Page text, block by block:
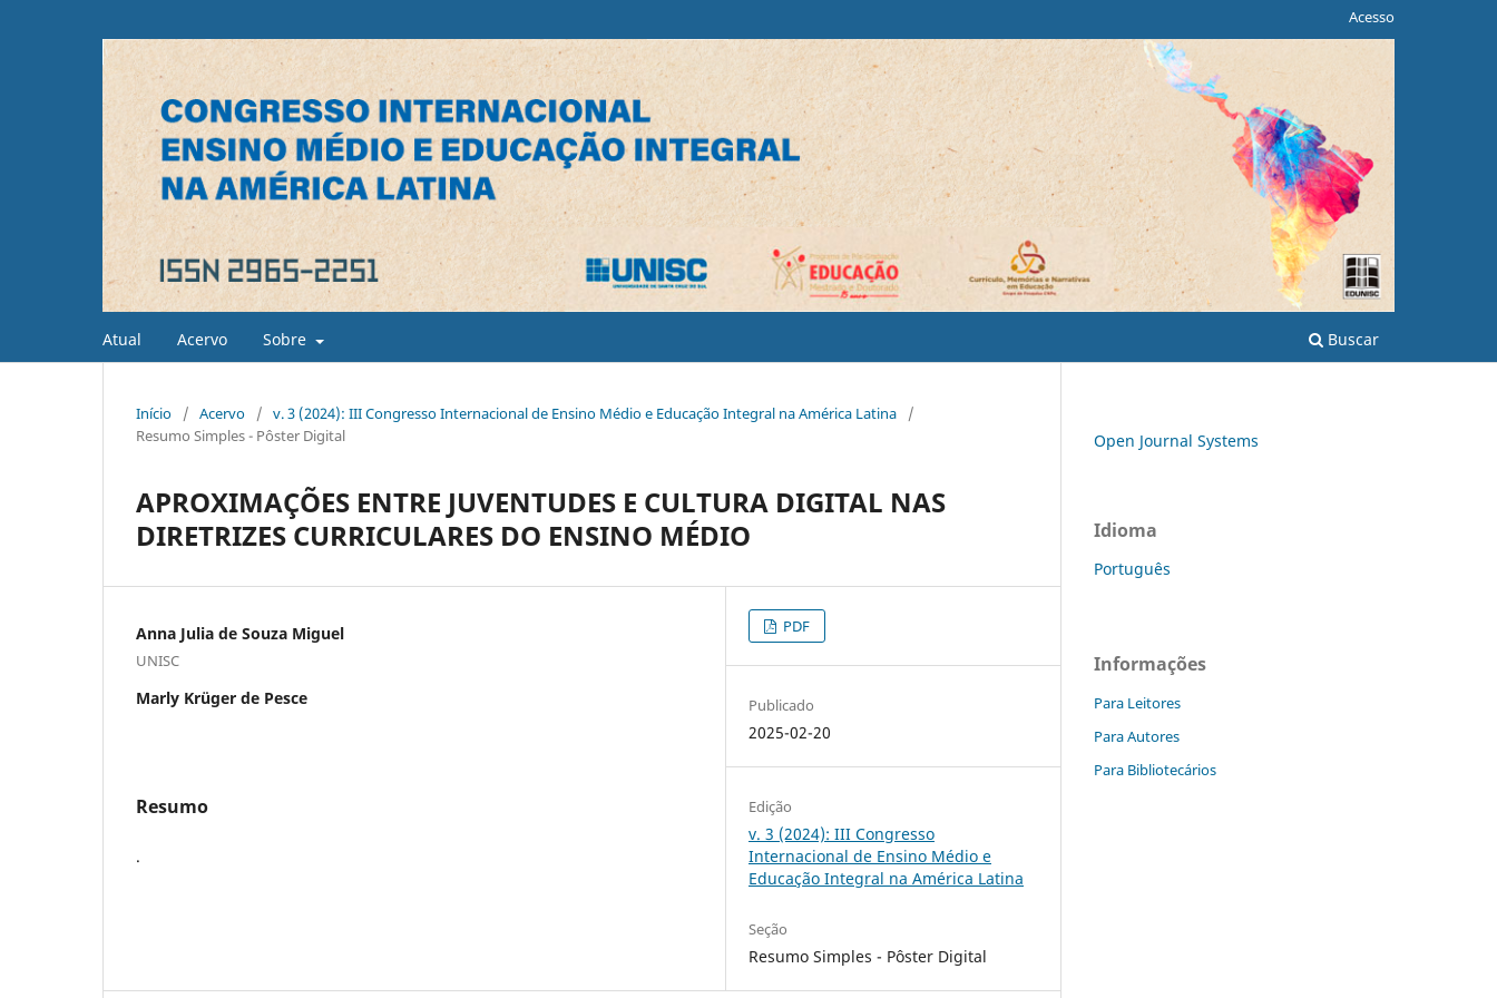
Atual Acervo Sobre Buscar
Acesso
Início / Acervo / v. 3 (2024): III Congresso Internacional de Ensino Médio e Educação Integral na América Latina
/
Resumo Simples - Pôster Digital
APROXIMAÇÕES ENTRE JUVENTUDES E CULTURA DIGITAL NAS
DIRETRIZES CURRICULARES DO ENSINO MÉDIO
Anna Julia de Souza Miguel
UNISC
Marly Krüger de Pesce
Resumo
.
PDF
Publicado
2025-02-20
Edição
v. 3 (2024): III Congresso
Internacional de Ensino Médio e
Educação Integral na América Latina
Seção
Resumo Simples - Pôster Digital
Open Journal Systems
Idioma
Português
Informações
Para Leitores
Para Autores
Para Bibliotecários